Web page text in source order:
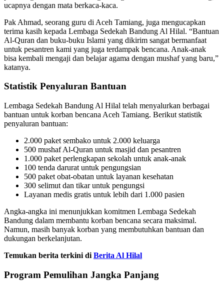
ucapnya dengan mata berkaca-kaca.
Pak Ahmad, seorang guru di Aceh Tamiang, juga mengucapkan
terima kasih kepada Lembaga Sedekah Bandung Al Hilal. “Bantuan
Al-Quran dan buku-buku Islami yang dikirim sangat bermanfaat
untuk pesantren kami yang juga terdampak bencana. Anak-anak
bisa kembali mengaji dan belajar agama dengan mushaf yang baru,”
katanya.
Statistik Penyaluran Bantuan
Lembaga Sedekah Bandung Al Hilal telah menyalurkan berbagai
bantuan untuk korban bencana Aceh Tamiang. Berikut statistik
penyaluran bantuan:
2.000 paket sembako untuk 2.000 keluarga
500 mushaf Al-Quran untuk masjid dan pesantren
1.000 paket perlengkapan sekolah untuk anak-anak
100 tenda darurat untuk pengungsian
500 paket obat-obatan untuk layanan kesehatan
300 selimut dan tikar untuk pengungsi
Layanan medis gratis untuk lebih dari 1.000 pasien
Angka-angka ini menunjukkan komitmen Lembaga Sedekah
Bandung dalam membantu korban bencana secara maksimal.
Namun, masih banyak korban yang membutuhkan bantuan dan
dukungan berkelanjutan.
Temukan berita terkini di Berita Al Hilal
Program Pemulihan Jangka Panjang